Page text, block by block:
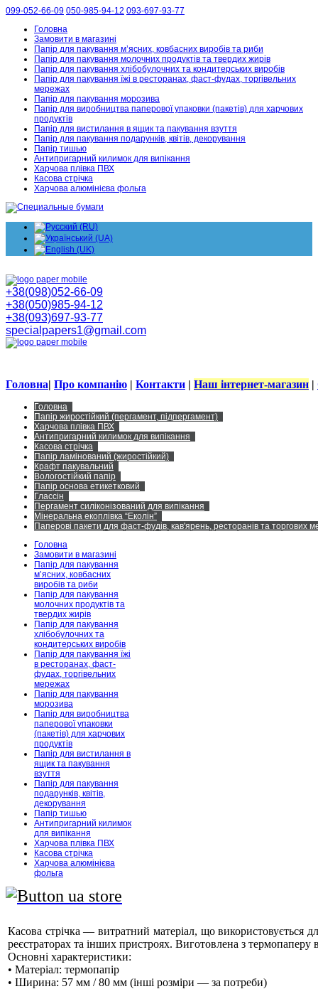
099-052-66-09 050-985-94-12 093-697-93-77
Головна
Замовити в магазині
Папір для пакування м’ясних, ковбасних виробів та риби
Папір для пакування молочних продуктів та твердих жирів
Папір для пакування хлібобулочних та кондитерських виробів
Папір для пакування їжі в ресторанах, фаст-фудах, торгівельних
мережах
Папір для пакування морозива
Папір для виробництва паперової упаковки (пакетів) для харчових
продуктів
Папір для вистилання в ящик та пакування взуття
Папір для пакування подарунків, квітів, декорування
Папір тишью
Антипригарний килимок для випікання
Харчова плівка ПВХ
Касова стрічка
Харчова алюмінієва фольга
+38(098)052-66-09
+38(050)985-94-12
+38(093)697-93-77
specialpapers1@gmail.com
Головна| Про компанію | Контакти | Наш інтернет-магазин |
Головна
Папір жиростійкий (пергамент, підпергамент)
Харчова плівка ПВХ
Антипригарний килимок для випікання
Касова стрічка
Папір ламінований (жиростійкий)
Крафт пакувальний
Вологостійкий папір
Папір основа етикетковий
Глассін
Пергамент силіконізований для випікання
Мінеральна екоплівка “Еколін”
Паперові пакети для фаст-фудів, кав'ярень, ресторанів та торгових
Головна
Замовити в магазині
Папір для пакування
м’ясних, ковбасних
виробів та риби
Папір для пакування
молочних продуктів та
твердих жирів
Папір для пакування
хлібобулочних та
кондитерських виробів
Папір для пакування їжі
в ресторанах, фаст-
фудах, торгівельних
мережах
Папір для пакування
морозива
Папір для виробництва
паперової упаковки
(пакетів) для харчових
продуктів
Папір для вистилання в
ящик та пакування
взуття
Папір для пакування
подарунків, квітів,
декорування
Папір тишью
Антипригарний килимок
для випікання
Харчова плівка ПВХ
Касова стрічка
Харчова алюмінієва
фольга
Касова стрічка — витратний матеріал, що використовується
реєстраторах та інших пристроях. Виготовлена з термопаперу
Основні характеристики:
• Матеріал: термопапір
• Ширина: 57 мм / 80 мм (інші розміри — за потреби)